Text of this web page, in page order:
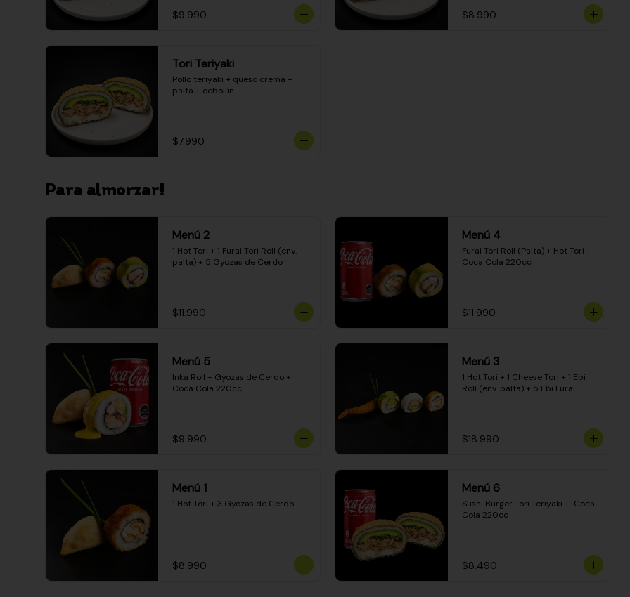
$9.990 $8.990
Tori Teriyaki
Pollo teriyaki + queso crema +
palta + cebollín
$7.990
Para almorzar!
Menú 2
1 Hot Tori + 1 Furai Tori Roll (env.
palta) + 5 Gyozas de Cerdo
$11.990
Menú 4
Furai Tori Roll (Palta) + Hot Tori +
Coca Cola 220cc
$11.990
Menú 5
Inka Roll + Gyozas de Cerdo +
Coca Cola 220cc
$9.990
Menú 3
1 Hot Tori + 1 Cheese Tori + 1 Ebi
Roll (env. palta) + 5 Ebi Furai
$18.990
Menú 1
1 Hot Tori + 3 Gyozas de Cerdo
$8.990
Menú 6
Sushi Burger Tori Teriyaki +  Coca
Cola 220cc
$8.490